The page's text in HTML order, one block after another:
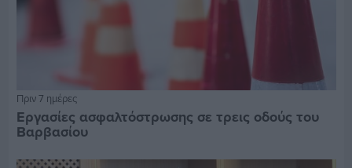
Πριν 7 ημέρες
Εργασίες ασφαλτόστρωσης σε τρεις οδούς του
Βαρβασίου